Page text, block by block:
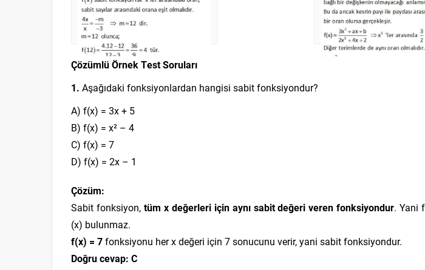
Çözümlü Örnek Test Soruları
1. Aşağıdaki fonksiyonlardan hangisi sabit fonksiyondur?
A) f(x) = 3x + 5
B) f(x) = x² – 4
C) f(x) = 7
D) f(x) = 2x – 1
Çözüm:
Sabit fonksiyon, tüm x değerleri için aynı sabit değeri veren fonksiyondur. Yani
(x) bulunmaz.
f(x) = 7fonksiyonu her x değeri için 7 sonucunu verir, yani sabit fonksiyondur.
Doğru cevap: C